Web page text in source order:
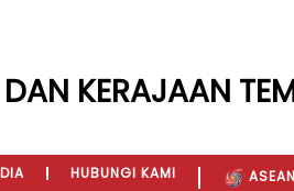
KERAJAAN
HUBUNGI KAMI